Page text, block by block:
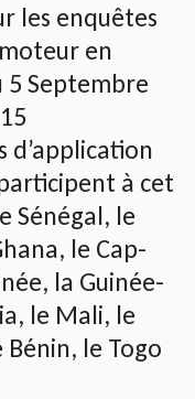
les enquêtes
en
5 Septembre
d’application
à cet
Sénégal, le
le Cap-
la Guinée-
le Mali, le
le Togo